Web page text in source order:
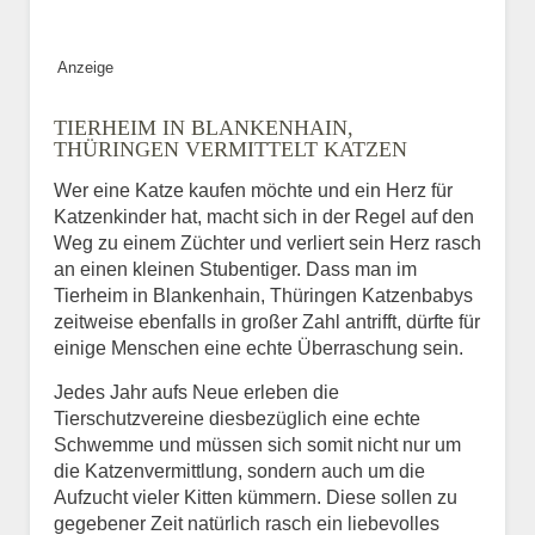
Keine Datei ausgewählt
Vermisst seit
Ort des Verschwindens
Anzeige
TIERHEIM IN BLANKENHAIN,
THÜRINGEN VERMITTELT KATZEN
Wer eine Katze kaufen möchte und ein Herz für
Katzenkinder hat, macht sich in der Regel auf den
Weg zu einem Züchter und verliert sein Herz rasch
an einen kleinen Stubentiger. Dass man im
Tierheim in Blankenhain, Thüringen Katzenbabys
zeitweise ebenfalls in großer Zahl antrifft, dürfte für
einige Menschen eine echte Überraschung sein.
Jedes Jahr aufs Neue erleben die
Tierschutzvereine diesbezüglich eine echte
Schwemme und müssen sich somit nicht nur um
die Katzenvermittlung, sondern auch um die
Aufzucht vieler Kitten kümmern. Diese sollen zu
gegebener Zeit natürlich rasch ein liebevolles